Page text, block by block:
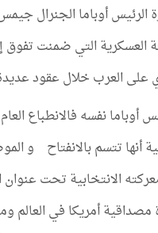
الرئيس أوباما الجنرال
العسكرية التي ضمنت تفوق
على العرب خلال عقود
أوباما نفسه فالانطباع
أنها تتسم بالانفتاح و
الانتخابية تحت عنوان
مصداقية أمريكا في العالم